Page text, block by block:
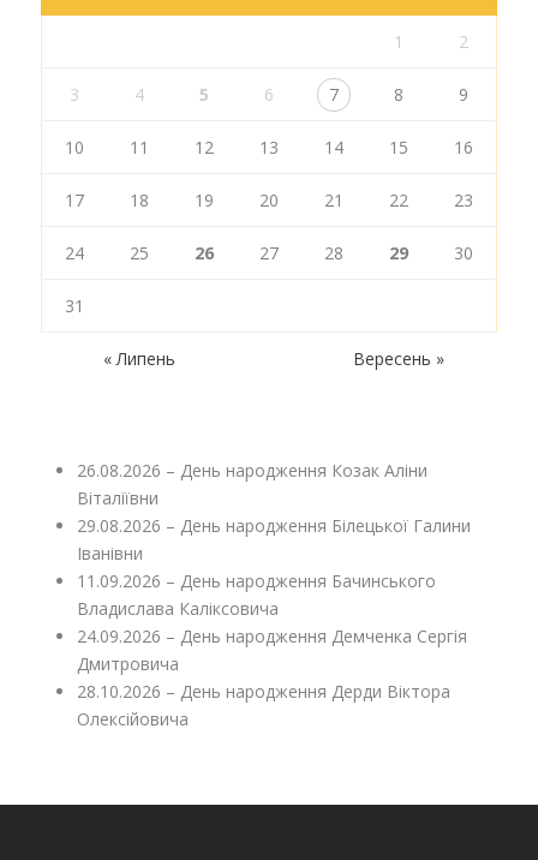
1 2
3 4 5 6 7 8 9
10 11 12 13 14 15 16
17 18 19 20 21 22 23
24 25 26 27 28 29 30
31
« Липень Вересень »
26.08.2026 – День народження Козак Аліни
Віталіївни
29.08.2026 – День народження Білецької Галини
Іванівни
11.09.2026 – День народження Бачинського
Владислава Каліксовича
24.09.2026 – День народження Демченка Сергія
Дмитровича
28.10.2026 – День народження Дерди Віктора
Олексійовича